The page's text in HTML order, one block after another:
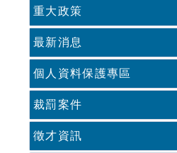
重大政策
最新消息
個人資料保護專區
裁罰案件
徵才資訊